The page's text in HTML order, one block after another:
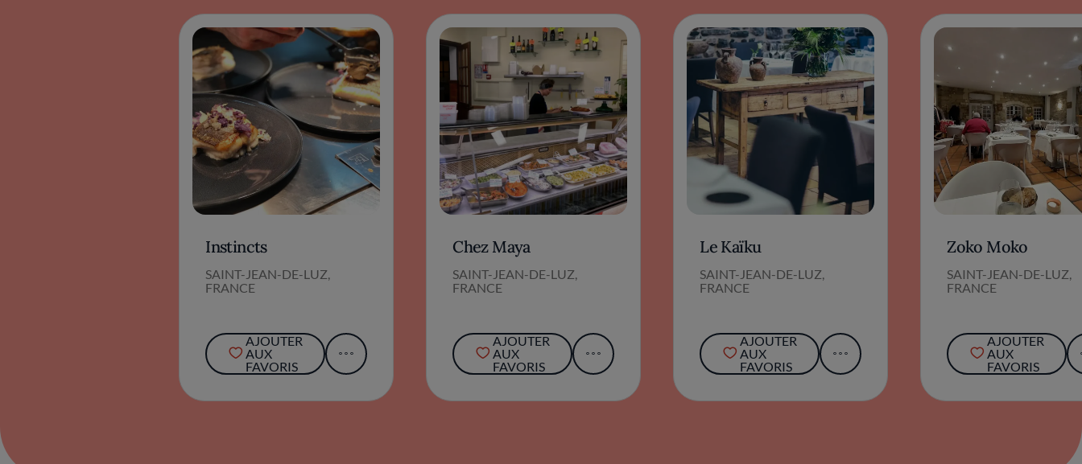
Instincts
SAINT-JEAN-DE-LUZ,
FRANCE
AJOUTER
AUX
FAVORIS
Chez Maya
SAINT-JEAN-DE-LUZ,
FRANCE
AJOUTER
AUX
FAVORIS
Le Kaïku
SAINT-JEAN-DE-LUZ,
FRANCE
AJOUTER
AUX
FAVORIS
Zoko Moko
SAINT-JEAN-DE-LUZ,
FRANCE
AJOUTER
AUX
FAVORIS